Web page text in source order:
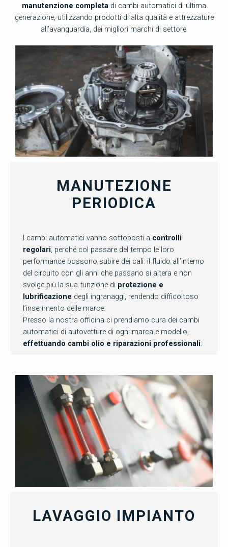
manutenzione completa di cambi automatici di ultima
generazione, utilizzando prodotti di alta qualità e attrezzature
all’avanguardia, dei migliori marchi di settore.
MANUTEZIONE
PERIODICA
I cambi automatici vanno sottoposti a controlli
regolari, perché col passare del tempo le loro
performance possono subire dei cali: il fluido all’interno
del circuito con gli anni che passano si altera e non
svolge più la sua funzione di protezione e
lubrificazione degli ingranaggi, rendendo difficoltoso
l’inserimento delle marce.
Presso la nostra officina ci prendiamo cura dei cambi
automatici di autovetture di ogni marca e modello,
effettuando cambi olio e riparazioni professionali.
LAVAGGIO IMPIANTO